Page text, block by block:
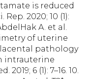
is reduced
2020; 10 (1):
A. et al.
of uterine
pathology
intrauterine
6 (1): 7–16. 10.